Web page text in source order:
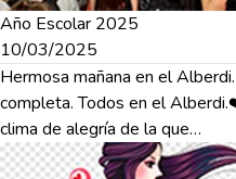
Año Escolar 2025
10/03/2025
Hermosa mañana en el
completa. Todos en el
clima de alegría de la que…